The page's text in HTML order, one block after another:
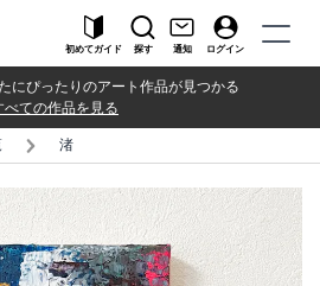
初めてガイド 探す 通知 ログイン
にぴったりのアート作品が見つかる
べての作品を見る
渚